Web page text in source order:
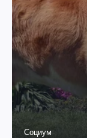
Социум